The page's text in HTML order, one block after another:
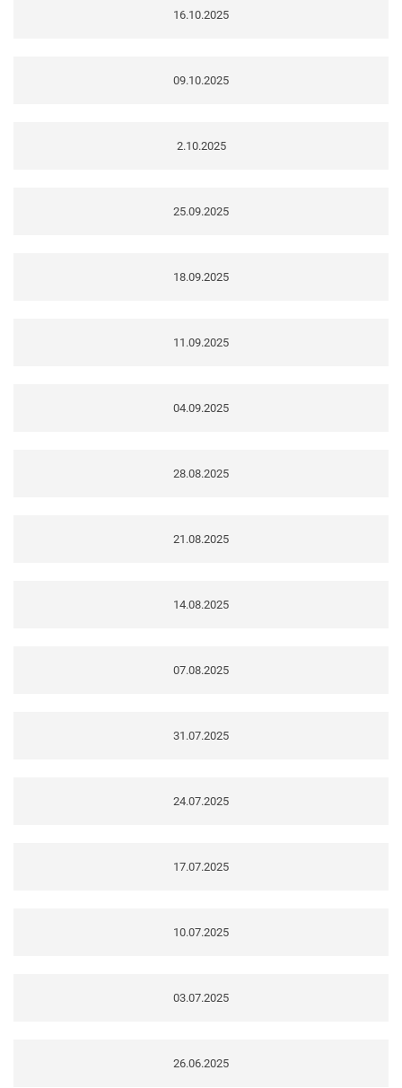
16.10.2025
09.10.2025
2.10.2025
25.09.2025
18.09.2025
11.09.2025
04.09.2025
28.08.2025
21.08.2025
14.08.2025
07.08.2025
31.07.2025
24.07.2025
17.07.2025
10.07.2025
03.07.2025
26.06.2025